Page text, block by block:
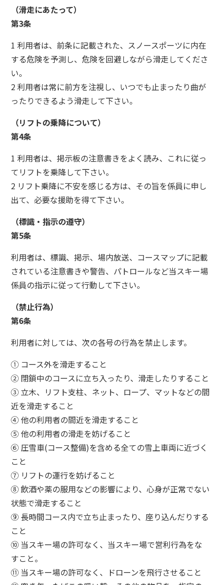
（滑走にあたって）
第3条
1 利用者は、前条に記載された、スノースポーツに内在
する危険を予測し、危険を回避しながら滑走してくださ
い。
2 利用者は常に前方を注視し、いつでも止まったり曲が
ったりできるよう滑走して下さい。
（リフトの乗降について）
第4条
1 利用者は、掲示板の注意書きをよく読み、これに従っ
てリフトを乗降して下さい。
2 リフト乗降に不安を感じる方は、その旨を係員に申し
出て、必要な援助を得て下さい。
（標識・指示の遵守）
第5条
利用者は、標識、掲示、場内放送、コースマップに記載
されている注意書きや警告、パトロールなど当スキー場
係員の指示に従って行動して下さい。
（禁止行為）
第6条
利用者に対しては、次の各号の行為を禁止します。
① コース外を滑走すること
② 閉鎖中のコースに立ち入ったり、滑走したりすること
③ 立木、リフト支柱、ネット、ロープ、マットなどの間
近を滑走すること
④ 他の利用者の間近を滑走すること
⑤ 他の利用者の滑走を妨げること
⑥ 圧雪車(コース整備)を含める全ての雪上車両に近づく
こと
⑦ リフトの運行を妨げること
⑧ 飲酒や薬の服用などの影響により、心身が正常でない
状態で滑走すること
⑨ 長時間コース内で立ち止まったり、座り込んだりする
こと
⑩ 当スキー場の許可なく、当スキー場で営利行為をな
すこと。
⑪ 当スキー場の許可なく、ドローンを飛行させること